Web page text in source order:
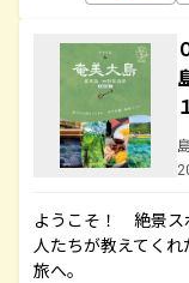
ようこそ！ 絶景ス
人たちが教えてく
旅へ。